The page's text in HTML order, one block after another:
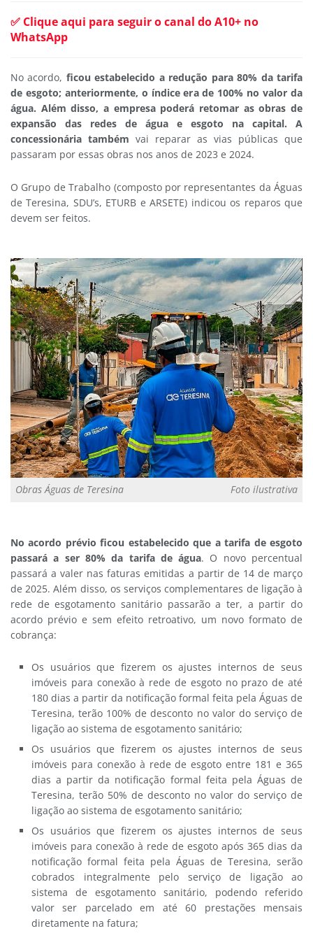
✅ Clique aqui para seguir o canal do A10+ no
WhatsApp
No acordo, ficou estabelecido a redução para 80% da tarifa
de esgoto; anteriormente, o índice era de 100% no valor da
água. Além disso, a empresa poderá retomar asobras de
expansão das redes de água e esgoto na capital. A
concessionária também vai reparar as vias públicas que
passaram por essas obras nos anos de 2023 e 2024.
O Grupo de Trabalho (composto por representantes da Águas
de Teresina, SDU’s, ETURB e ARSETE) indicou os reparos que
devem ser feitos.
Obras Águas de Teresina Foto ilustrativa
No acordo prévio ficou estabelecido que a tarifa de esgoto
passará a ser 80% da tarifa de água. O novo percentual
passará a valer nas faturas emitidas a partir de 14 de março
de 2025. Além disso, os serviços complementares de ligação à
rede de esgotamento sanitário passarão a ter, a partir do
acordo prévio e sem efeito retroativo, um novo formato de
cobrança:
Os usuários que fizerem os ajustes internos de seus
imóveis para conexão à rede de esgoto no prazo de até
180 dias a partir da notificação formal feita pela Águas de
Teresina, terão 100% de desconto no valor do serviço de
ligação ao sistema de esgotamento sanitário;
Os usuários que fizerem os ajustes internos de seus
imóveis para conexão à rede de esgoto entre 181 e 365
dias a partir da notificação formal feita pela Águas de
Teresina, terão 50% de desconto no valor do serviço de
ligação ao sistema de esgotamento sanitário;
Os usuários que fizerem os ajustes internos de seus
imóveis para conexão à rede de esgoto após 365 dias da
notificação formal feita pela Águas de Teresina, serão
cobrados integralmente pelo serviço de ligação ao
sistema de esgotamento sanitário, podendo referido
valor ser parcelado em até 60 prestações mensais
diretamente na fatura;